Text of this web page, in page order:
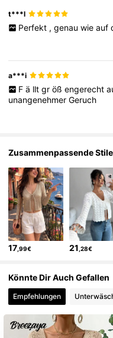
t***l
Perfekt , genau wie auf
a***i
F ä llt gr öß engerecht
unangenehmerGeruch
Zusammenpassende Stile
17 ,99€ 21 ,28€
Könnte Dir Auch Gefallen
Empfehlungen